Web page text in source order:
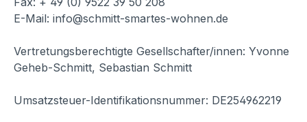
E-Mail: info@schmitt-smartes-wohnen.de
Vertretungsberechtigte Gesellschafter/innen: Yvonne
Geheb-Schmitt, Sebastian Schmitt
Umsatzsteuer-Identifikationsnummer: DE254962219